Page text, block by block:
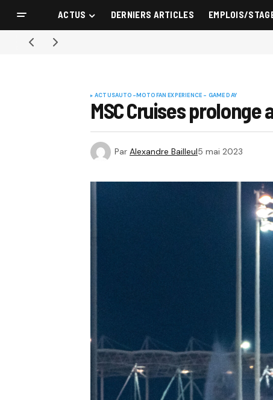
ACTUS DERNIERS ARTICLES EMPLOIS/
ACTUSAUTO-MOTOFAN EXPERIENCE - GAME DAY
MSC Cruises prolonge
Par Alexandre Bailleul5 mai 2023